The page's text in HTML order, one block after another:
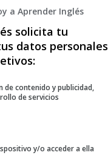
a Aprender Inglés
solicita tu
datos personales
de contenido y publicidad,
de servicios
y/o acceder a ella